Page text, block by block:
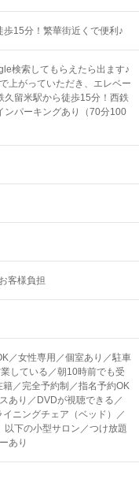
歩15分！繁華街近くで便利♪
検索してもらえたら出ます♪
上がっていただき、エレベー
久留米駅から徒歩15分！西鉄
ンパーキングあり（70分100
客様負担
／女性専用／個室あり／駐車
している／朝10時前でも受
／完全予約制／指名予約OK
あり／DVDが視聴できる／
ニングチェア（ベッド）／
以下の小型サロン／つけ放題
あり